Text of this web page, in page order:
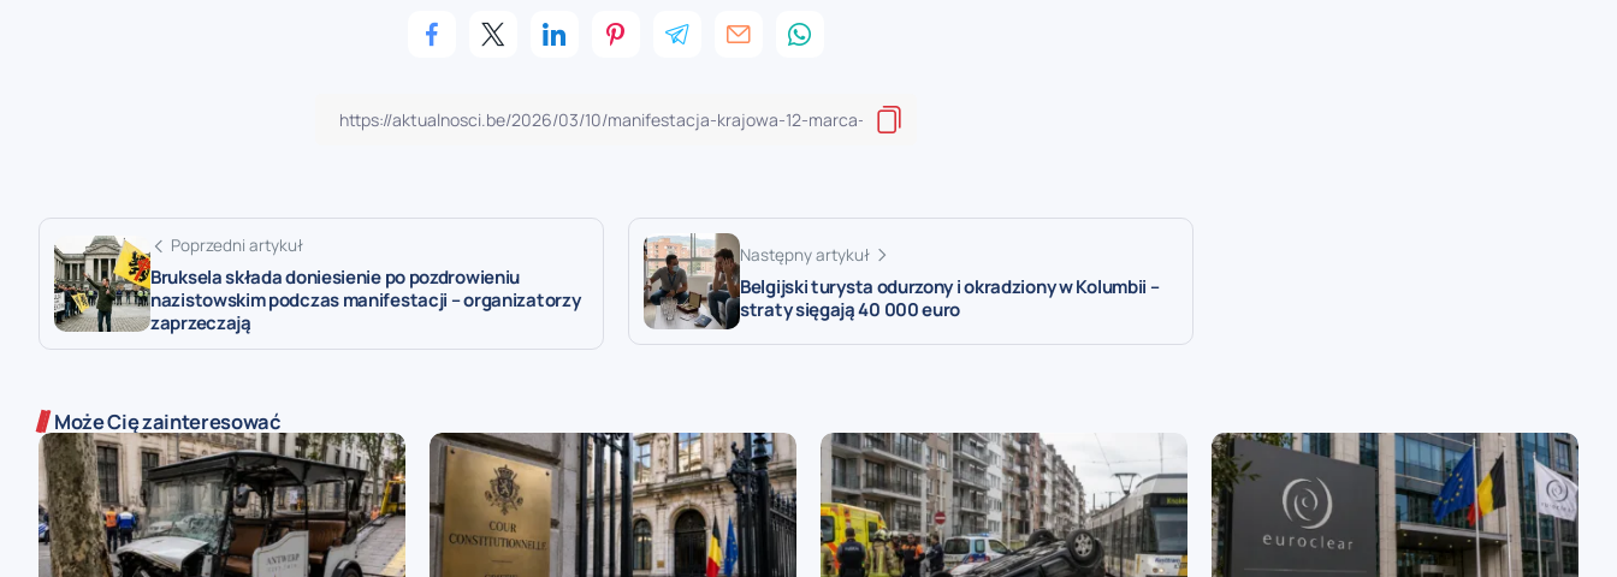
Poprzedni artykuł
Bruksela składa doniesienie po pozdrowieniu
nazistowskim podczas manifestacji – organizatorzy
zaprzeczają
Następny artykuł
Belgijski turysta odurzony i okradziony w Kolumbii –
straty sięgają 40 000 euro
Może Cię zainteresować